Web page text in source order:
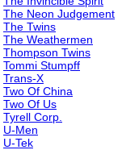
The Neon Judgement
The Twins
The Weathermen
Thompson Twins
Tommi Stumpff
Trans-X
Two Of China
Two Of Us
Tyrell Corp.
U-Men
U-Tek